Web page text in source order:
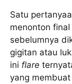
Satu
menonton
sebelumnya
gigitan atau
ini flare
yang